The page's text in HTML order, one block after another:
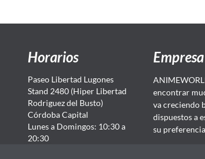
Horarios
Paseo Libertad Lugones
Stand 2480 (Hiper Libertad
Rodriguez del Busto)
Córdoba Capital
Lunes a Domingos: 10:30 a
20:30
Empresa
encontrar
va creciendo
dispuestos a
su